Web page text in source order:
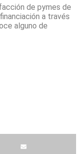
de pymes de
a través
alguno de